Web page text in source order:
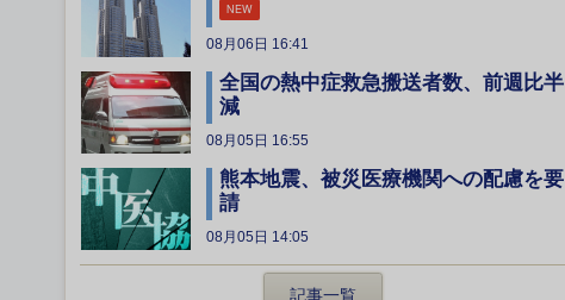
NEW
08月06日 16:41
全国の熱中症救急搬送者数、前週比半
減
08月05日 16:55
熊本地震、被災医療機関への配慮を要
請
08月05日 14:05
記事一覧